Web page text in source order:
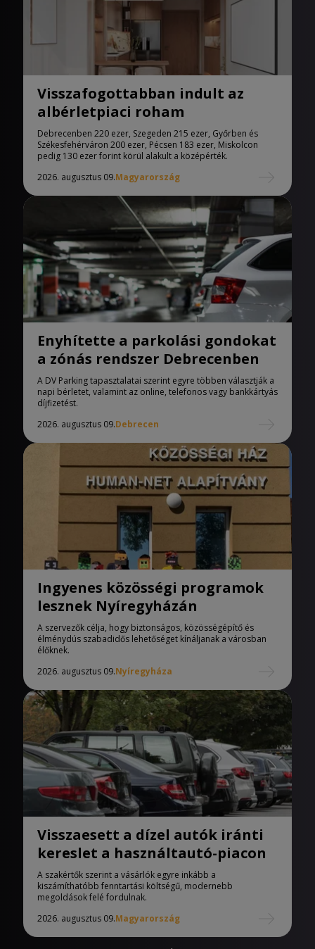
Visszafogottabban indult az
albérletpiaci roham
Debrecenben 220 ezer, Szegeden 215 ezer, Győrben és
Székesfehérváron 200 ezer, Pécsen 183 ezer, Miskolcon
pedig 130 ezer forint körül alakult a középérték.
2026. augusztus 09.Magyarország
Enyhítette a parkolási gondokat
a zónás rendszer Debrecenben
A DV Parking tapasztalatai szerint egyre többen választják a
napi bérletet, valamint az online, telefonos vagy bankkártyás
díjfizetést.
2026. augusztus 09.Debrecen
Ingyenes közösségi programok
lesznek Nyíregyházán
A szervezők célja, hogy biztonságos, közösségépítő és
élménydús szabadidős lehetőséget kínáljanak a városban
élőknek.
2026. augusztus 09.Nyíregyháza
Visszaesett a dízel autók iránti
kereslet a használtautó-piacon
A szakértők szerint a vásárlók egyre inkább a
kiszámíthatóbb fenntartási költségű, modernebb
megoldások felé fordulnak.
2026. augusztus 09.Magyarország